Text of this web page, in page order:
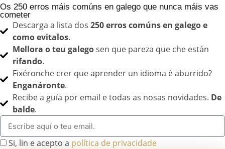
Os 250 erros máis comúns en galego que nunca máis vas
cometer
Descarga a lista dos 250 erros comúns en galego e
como evitalos.
Mellora o teu galegosen que pareza que che están
rifando.
Fixéronche crer que aprender un idioma é aburrido?
Enganáronte.
Recibe a guía por email e todas as nosas novidades. De
balde.
Si, lin e acepto a política de privacidade